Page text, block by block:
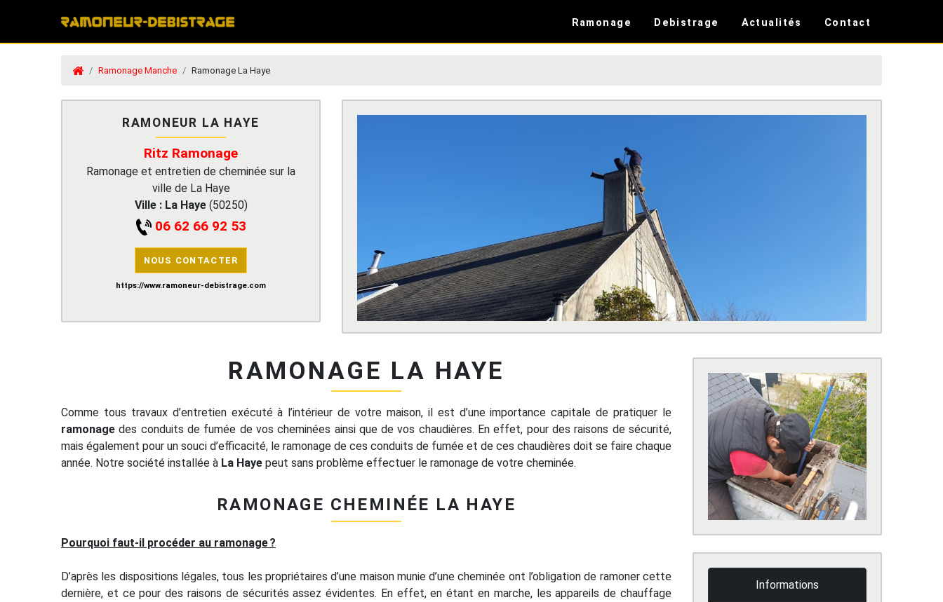
Ramonage Debistrage Actualités Contact
Ramonage Manche Ramonage La Haye
RAMONEUR LA HAYE
Ritz Ramonage
Ramonage et entretien de cheminée sur la
ville de La Haye
Ville : La Haye(50250)
06 62 66 92 53
NOUS CONTACTER
https://www.ramoneur-debistrage.com
RAMONAGE LA HAYE
Comme tous travaux d’entretien exécuté à l’intérieur de votre maison, il est d’une importance capitale de pratiquer le
ramonage des conduits de fumée de vos cheminées ainsi que de vos chaudières. En effet, pour des raisons de sécurité,
mais également pour un souci d’efficacité, le ramonage de ces conduits de fumée et de ces chaudières doit se faire chaque
année. Notre société installée à La Haye peut sans problème effectuer le ramonage de votre cheminée.
RAMONAGE CHEMINÉE LA HAYE
Pourquoi faut-il procéder au ramonage ?
D’après les dispositions légales, tous les propriétaires d’une maison munie d’une cheminée ont l’obligation de ramoner cette
dernière, et ce pour des raisons de sécurités assez évidentes. En effet, en étant en marche, les appareils de chauffage
Informations